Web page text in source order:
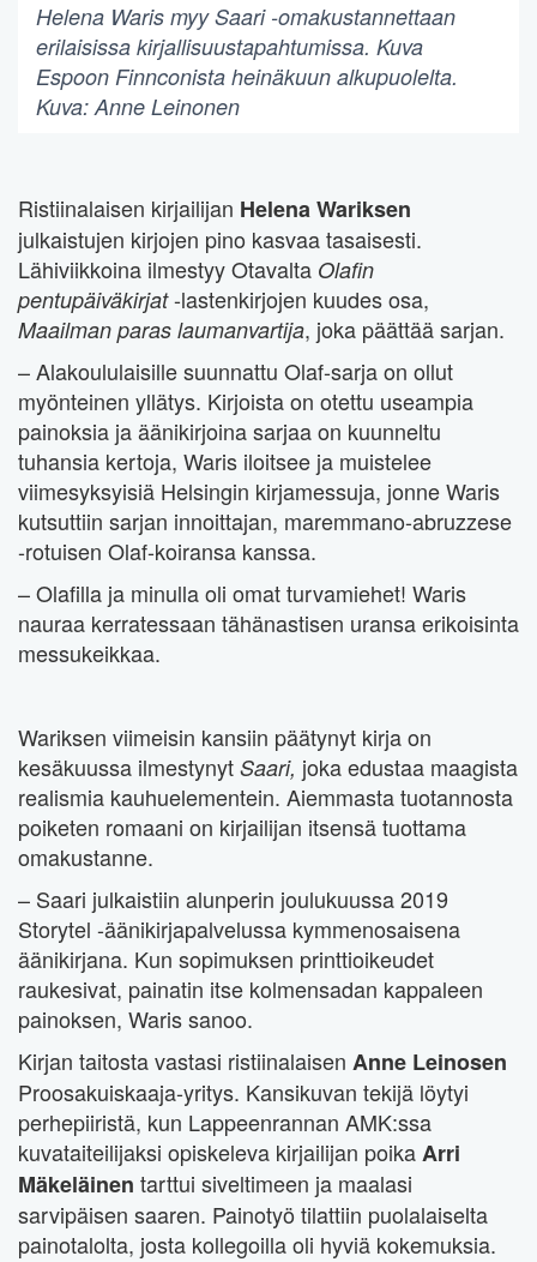
Helena Waris myy Saari -omakustannettaan
erilaisissa kirjallisuustapahtumissa. Kuva
Espoon Finnconista heinäkuun alkupuolelta.
Kuva: Anne Leinonen
Ristiinalaisen kirjailijan Helena Wariksen
julkaistujen kirjojen pino kasvaa tasaisesti.
Lähiviikkoina ilmestyy Otavalta Olafin
pentupäiväkirjat-lastenkirjojen kuudes osa,
Maailman paras laumanvartija, joka päättää sarjan.
– Alakoululaisille suunnattu Olaf-sarja on ollut
myönteinen yllätys. Kirjoista on otettu useampia
painoksia ja äänikirjoina sarjaa on kuunneltu
tuhansia kertoja, Waris iloitsee ja muistelee
viimesyksyisiä Helsingin kirjamessuja, jonne Waris
kutsuttiin sarjan innoittajan, maremmano-abruzzese
-rotuisen Olaf-koiransa kanssa.
– Olafilla ja minulla oli omat turvamiehet! Waris
nauraa kerratessaan tähänastisen uransa erikoisinta
messukeikkaa.
Wariksen viimeisin kansiin päätynyt kirja on
kesäkuussa ilmestynyt Saari, joka edustaa maagista
realismia kauhuelementein. Aiemmasta tuotannosta
poiketen romaani on kirjailijan itsensä tuottama
omakustanne.
– Saari julkaistiin alunperin joulukuussa 2019
Storytel -äänikirjapalvelussa kymmenosaisena
äänikirjana. Kun sopimuksen printtioikeudet
raukesivat, painatin itse kolmensadan kappaleen
painoksen, Waris sanoo.
Kirjan taitosta vastasi ristiinalaisen Anne Leinosen
Proosakuiskaaja-yritys. Kansikuvan tekijä löytyi
perhepiiristä, kun Lappeenrannan AMK:ssa
kuvataiteilijaksi opiskeleva kirjailijan poikaArri
Mäkeläinen tarttui siveltimeen ja maalasi
sarvipäisen saaren. Painotyö tilattiin puolalaiselta
painotalolta, josta kollegoilla oli hyviä kokemuksia.